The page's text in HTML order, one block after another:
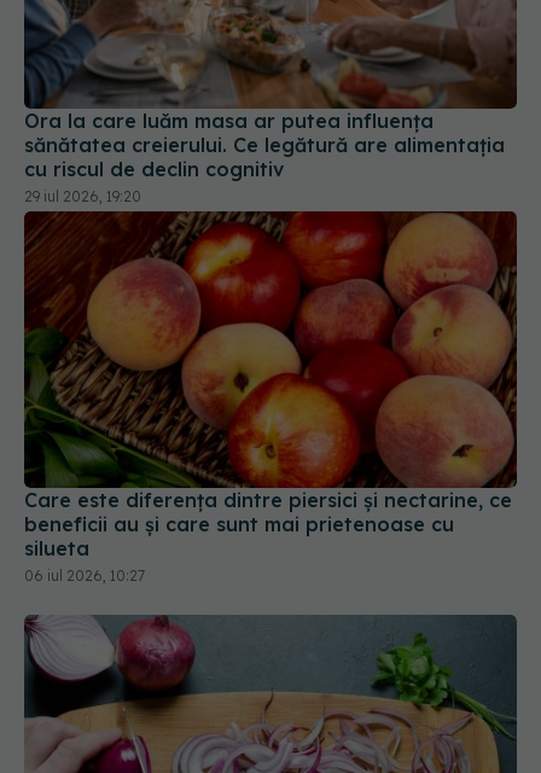
Ora la care luăm masa ar putea influența
sănătatea creierului. Ce legătură are alimentația
cu riscul de declin cognitiv
29 iul 2026, 19:20
Care este diferența dintre piersici și nectarine, ce
beneficii au și care sunt mai prietenoase cu
silueta
06 iul 2026, 10:27